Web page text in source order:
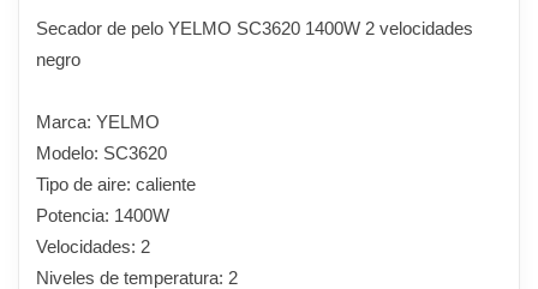
Secador de pelo YELMO SC3620 1400W 2 velocidades
negro
Marca: YELMO
Modelo: SC3620
Tipo de aire: caliente
Potencia: 1400W
Velocidades: 2
Niveles de temperatura: 2